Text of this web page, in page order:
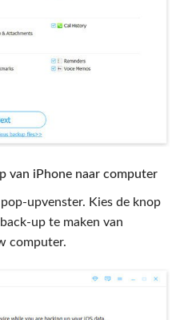
van iPhone naar computer
upvenster. Kies de knop
up te maken van
computer.